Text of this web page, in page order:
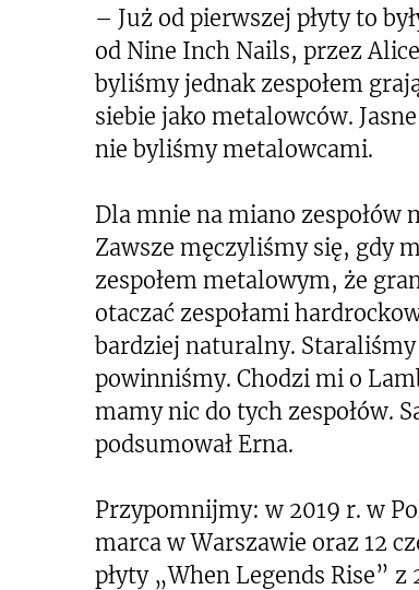
– Już od pierwszej płyty to
od Nine Inch Nails, przez
byliśmy jednak zespołem
siebie jako metalowców.
nie byliśmy metalowcami.
Dla mnie na miano zespołów
Zawsze męczyliśmy się, gdy
zespołem metalowym, że
otaczać zespołami
bardziej naturalny.
powinniśmy. Chodzi mi o
mamy nic do tych zespołów.
podsumował Erna.
Przypomnijmy: w 2019 r. w
marca w Warszawie oraz 12
płyty „When Legends Rise” z